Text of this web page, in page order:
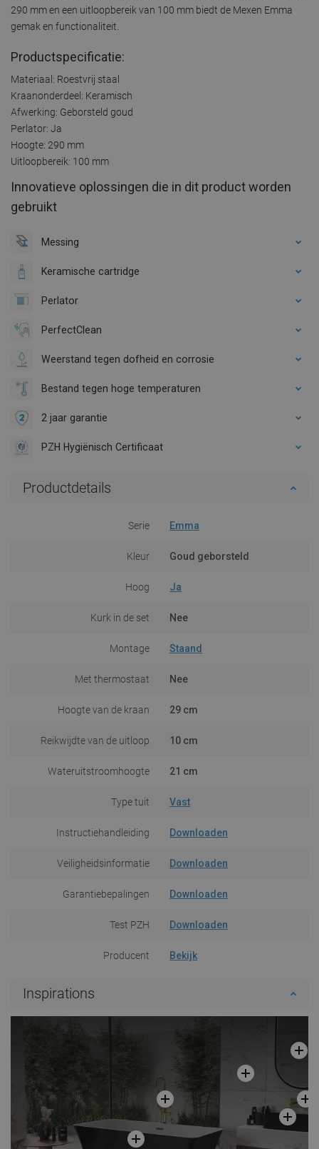
290 mm en een uitloopbereik van 100 mm biedt de Mexen Emma
gemak en functionaliteit.
Productspecificatie:
Materiaal: Roestvrij staal
Kraanonderdeel: Keramisch
Afwerking: Geborsteld goud
Perlator: Ja
Hoogte: 290 mm
Uitloopbereik: 100 mm
Innovatieve oplossingen die in dit product worden
gebruikt
Messing
Keramische cartridge
Perlator
PerfectClean
Weerstand tegen dofheid en corrosie
Bestand tegen hoge temperaturen
2 jaar garantie
PZH Hygiënisch Certificaat
Productdetails
Serie Emma
Kleur Goud geborsteld
Hoog Ja
Kurk in de set Nee
Montage Staand
Met thermostaat Nee
Hoogte van de kraan 29 cm
Reikwijdte van de uitloop 10 cm
Wateruitstroomhoogte 21 cm
Type tuit Vast
Instructiehandleiding Downloaden
Veiligheidsinformatie Downloaden
Garantiebepalingen Downloaden
Test PZH Downloaden
Producent Bekijk
Inspirations